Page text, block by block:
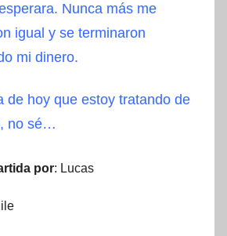
Nunca más me
igual y se terminaron
mi dinero.
de hoy que estoy tratando de
no sé…
por: Lucas